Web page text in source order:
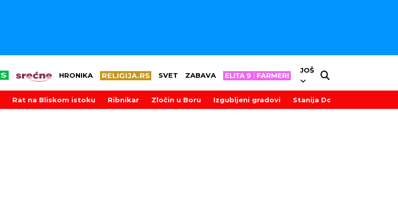
HRONIKA SVET ZABAVA
JOŠ
Rat na Bliskom istoku Ribnikar Zločin u Boru Izgubljeni gradovi Stanija Dobrojević